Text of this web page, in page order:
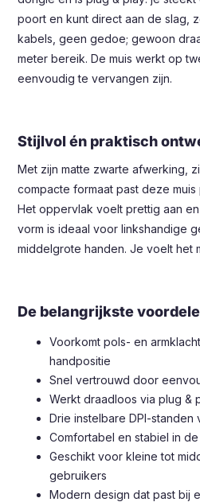
poort en kunt direct aan de slag,
kabels, geen gedoe; gewoon
meter bereik. De muis werkt op
eenvoudig te vervangen zijn.
Stijlvol én praktisch
Met zijn matte zwarte afwerking,
compacte formaat past deze
Het oppervlak voelt prettig aan
vorm is ideaal voor linkshandige
middelgrote handen. Je voelt het
De belangrijkste
Voorkomt pols- en
handpositie
Snel vertrouwd door
Werkt draadloos via plug &
Drie instelbare DPI-
Comfortabel en stabiel in
Geschikt voor kleine tot
gebruikers
Modern design dat past bij